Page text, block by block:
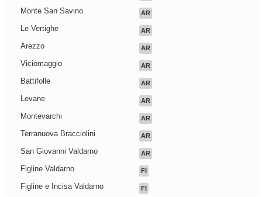
Monte San Savino AR
Le Vertighe AR
Arezzo AR
Viciomaggio AR
Battifolle AR
Levane AR
Montevarchi AR
Terranuova Bracciolini AR
San Giovanni Valdarno AR
Figline Valdarno FI
Figline e Incisa Valdarno FI